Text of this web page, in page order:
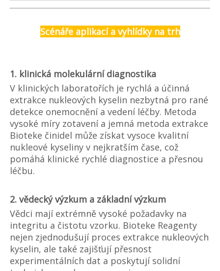
Scénáře aplikací a vyhlídky na trh
1. klinická molekulární diagnostika
V klinických laboratořích je rychlá a účinná
extrakce nukleových kyselin nezbytná pro rané
detekce onemocnění a vedení léčby. Metoda
vysoké míry zotavení a jemná metoda extrakce
Bioteke činidel může získat vysoce kvalitní
nukleové kyseliny v nejkratším čase, což
pomáhá klinické rychlé diagnostice a přesnou
léčbu.
2. vědecký výzkum a základní výzkum
Vědci mají extrémně vysoké požadavky na
integritu a čistotu vzorku. Bioteke Reagenty
nejen zjednodušují proces extrakce nukleových
kyselin, ale také zajišťují přesnost
experimentálních dat a poskytují solidní